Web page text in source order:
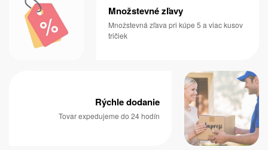
Množstevné zľavy
Množstevná zľava pri kúpe 5 a viac kusov
tričiek
Rýchle dodanie
Tovar expedujeme do 24 hodín